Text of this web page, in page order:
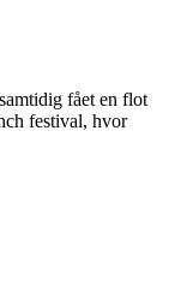
fået en flot
festival, hvor